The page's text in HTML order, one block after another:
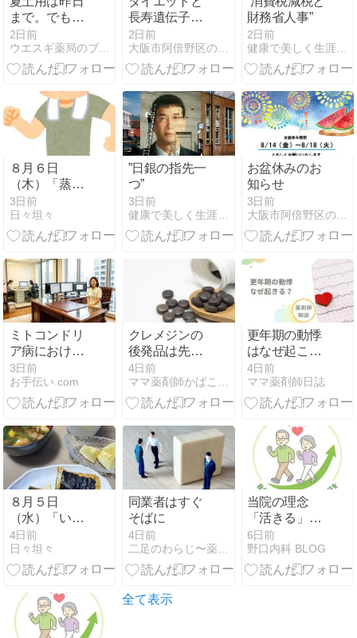
まで。でも夏
バテはここか
らが本番！薬
剤師が教える
の養生法
2日前
ウエスギ薬局のブログ
長寿遺伝子
（サーチュイ
ン遺伝子）
2日前
大阪市阿倍野区の漢方薬舗 長春堂ブログ
財務省人事”
2日前
健康で美しく生涯現役ブログ
８月６日
（木）「蒸し
暑さで眠気の
一日。それで
も無理せず過
の体調管理を
優先」
3日前
日々坦々
”日銀の指先一
つ”
3日前
健康で美しく生涯現役ブログ
お盆休みのお
知らせ
3日前
大阪市阿倍野区の漢方薬舗 長春堂ブログ
ミトコンドリ
ア病における
薬剤師的考察
と薬学的観点
について、
ではない禁忌
薬のスクリー
ニング」「対
症療法・カク
テル療法の適
正使用」「画
期的な新薬・
DDSの動向」
の3つの軸か
ら整理しま
す。
3日前
お手伝い.com
クレメジンの
後発品は先発
品と効果は同
じ？詳しく調
べてみまし
4日前
更年期の動悸
はなぜ起こ
る？原因・対
処法・受診の
目安を薬剤師
4日前
ママ薬剤師日誌
８月５日
（水）「いつ
もの健康習慣
をコツコツ継
続！筋肉量ア
肪レベル改善
が嬉しい一
日」
4日前
日々坦々
同業者はすぐ
そばに
4日前
当院の理念
「活きる」を
極めるお手伝
い
6日前
野口内科 BLOG
全て表示